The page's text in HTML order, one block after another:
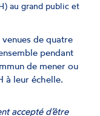
au grand public et
de quatre
pendant
de mener ou
à leur échelle.
accepté d’être